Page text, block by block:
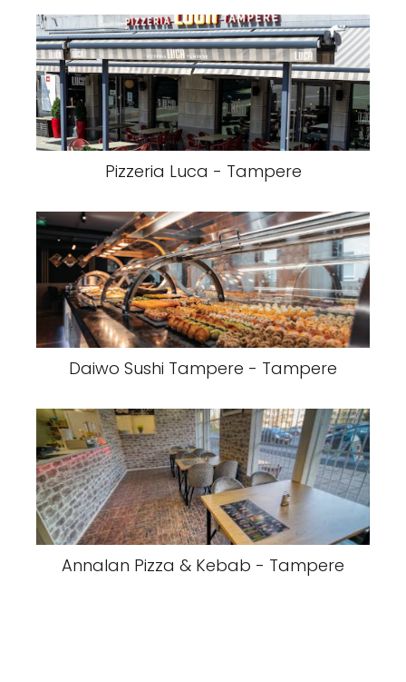
Pizzeria Luca - Tampere
Daiwo Sushi Tampere - Tampere
Annalan Pizza & Kebab - Tampere